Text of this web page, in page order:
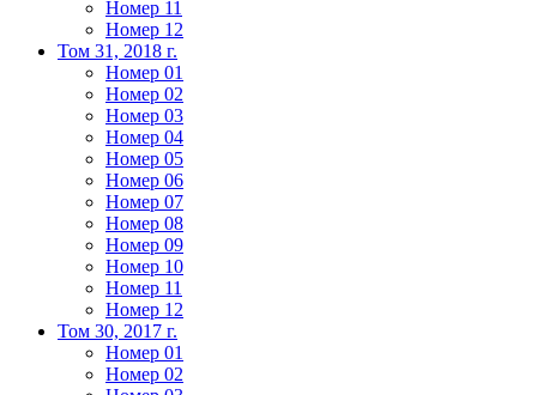
Номер 11
Номер 12
Том 31, 2018 г.
Номер 01
Номер 02
Номер 03
Номер 04
Номер 05
Номер 06
Номер 07
Номер 08
Номер 09
Номер 10
Номер 11
Номер 12
Том 30, 2017 г.
Номер 01
Номер 02